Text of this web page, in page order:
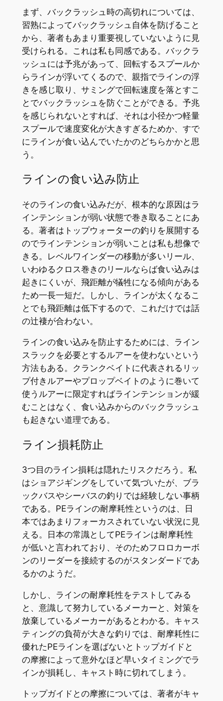
まず、バックラッシュ時の高切れについては、
習熟によってバックラッシュ自体を防げること
から、著者もあまり重要視していないように見
受けられる。これは私も同感である。バックラ
ッシュには予兆があって、回転するスプールか
らラインが浮いてくるので、親指でラインの浮
きを感じ取り、サミングで回転速度を落とすこ
とでバックラッシュを防ぐことができる。予兆
を感じられないとすれば、それは小径かつ軽量
スプールで速度変化が大きすぎるためか、すで
にラインが食い込んでいたかのどちらかかと思
う。
ラインの食い込み防止
そのラインの食い込みだが、根本的な原因はラ
インテンションが弱い状態で巻き取ることにあ
る。著者はトップウォーターの釣りを展開する
のでラインテンションが弱いことは私も想像で
きる。レベルワインダーの移動が多いリール、
いわゆるクロス巻きのリールならば食い込みは
起きにくいが、飛距離が犠牲になる傾向がある
ため一長一短だ。しかし、ラインが太くなるこ
とでも飛距離は低下するので、これだけでは話
の辻褄が合わない。
ラインの食い込みを防止するためには、ライン
スラックを必要とするルアーを使わないという
方法もある。クランクベイトに代表されるリッ
プ付きルアーやプロップベイトのように巻いて
使うルアーに限定すればラインテンションが緩
むことはなく、食い込みからのバックラッシュ
も起きない道理である。
ライン損耗防止
3つ目のライン損耗は隠れたリスクだろう。私
はショアジギングをしていて気づいたが、ブラ
ックバスやシーバスの釣りでは経験しない事柄
である。PEラインの耐摩耗性というのは、日
本ではあまりフォーカスされていない状況に見
える。日本の常識としてPEラインは耐摩耗性
が低いと言われており、そのためフロロカーボ
ンのリーダーを接続するのがスタンダードであ
るかのようだ。
しかし、ラインの耐摩耗性をテストしてみる
と、意識して努力しているメーカーと、対策を
放棄しているメーカーがあるとわかる。キャス
ティングの負荷が大きな釣りでは、耐摩耗性に
優れたPEラインを選ばないとトップガイドと
の摩擦によって意外なほど早いタイミングでラ
インが損耗し、キャスト時に切れてしまう。
トップガイドとの摩擦については、著者がキャ